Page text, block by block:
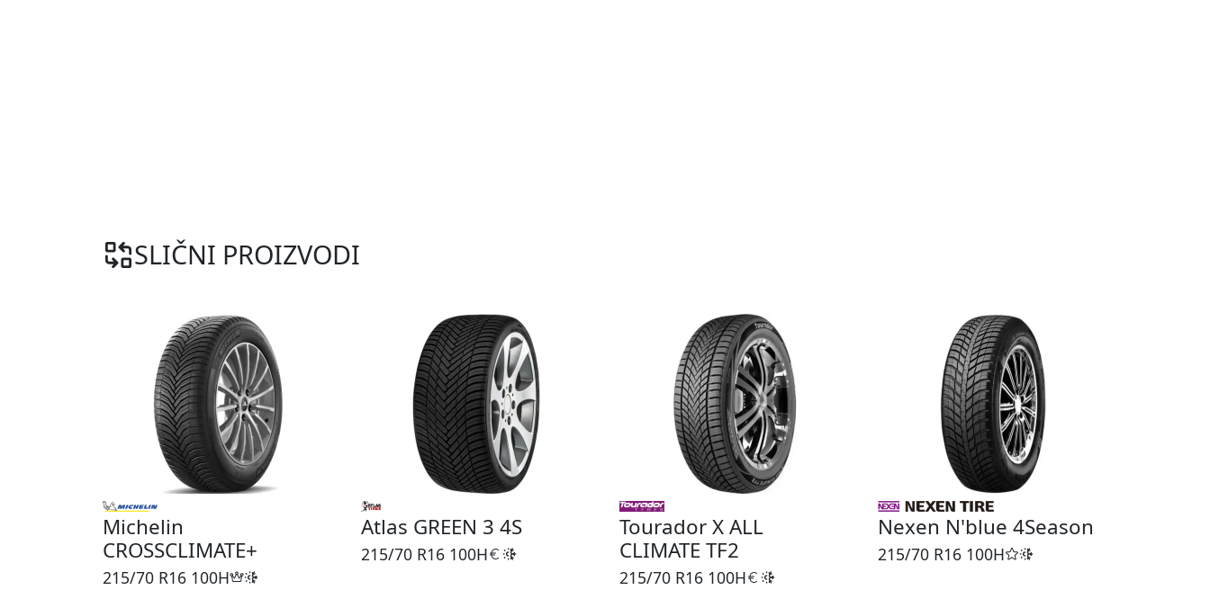
SLIČNI PROIZVODI
Michelin
CROSSCLIMATE+
215/70 R16 100H
Atlas GREEN 3 4S
215/70 R16 100H
Tourador X ALL
CLIMATE TF2
215/70 R16 100H
Nexen N'blue 4Season
215/70 R16 100H